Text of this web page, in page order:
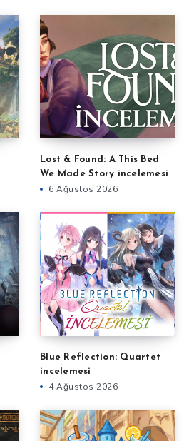
Lost & Found: A This Bed
We Made Story incelemesi
6 Ağustos 2026
Blue Reflection: Quartet
incelemesi
4 Ağustos 2026